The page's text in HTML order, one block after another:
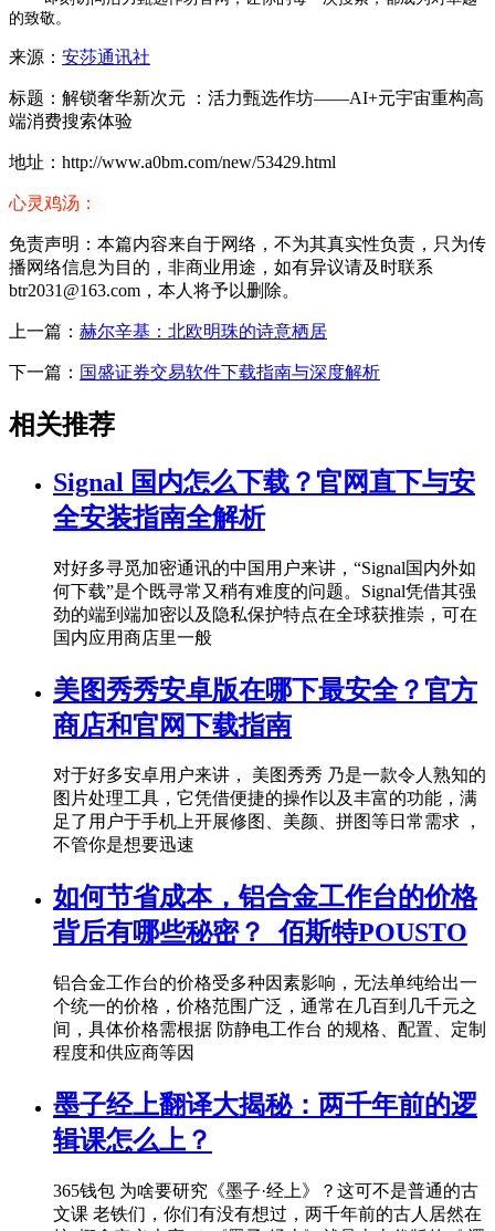
的致敬。
来源： 安莎通讯社
标题：解锁奢华新次元 ：活力甄选作坊——AI+元宇宙重构高
端消费搜索体验
地址：http://www.a0bm.com/new/53429.html
心灵鸡汤：
免责声明：本篇内容来自于网络，不为其真实性负责，只为传
播网络信息为目的，非商业用途，如有异议请及时联系
btr2031@163.com，本人将予以删除。
上一篇： 赫尔辛基：北欧明珠的诗意栖居
下一篇： 国盛证券交易软件下载指南与深度解析
相关推荐
Signal 国内怎么下载？官网直下与安
全安装指南全解析
对好多寻觅加密通讯的中国用户来讲，“Signal国内外如
何下载”是个既寻常又稍有难度的问题。Signal凭借其强
劲的端到端加密以及隐私保护特点在全球获推崇，可在
国内应用商店里一般
美图秀秀安卓版在哪下最安全？官方
商店和官网下载指南
对于好多安卓用户来讲， 美图秀秀 乃是一款令人熟知的
图片处理工具，它凭借便捷的操作以及丰富的功能，满
足了用户于手机上开展修图、美颜、拼图等日常需求 ，
不管你是想要迅速
如何节省成本，铝合金工作台的价格
背后有哪些秘密？_佰斯特POUSTO
铝合金工作台的价格受多种因素影响，无法单纯给出一
个统一的价格，价格范围广泛，通常在几百到几千元之
间，具体价格需根据 防静电工作台 的规格、配置、定制
程度和供应商等因
墨子经上翻译大揭秘：两千年前的逻
辑课怎么上？
365钱包 为啥要研究《墨子·经上》？这可不是普通的古
文课 老铁们，你们有没有想过，两千年前的古人居然在